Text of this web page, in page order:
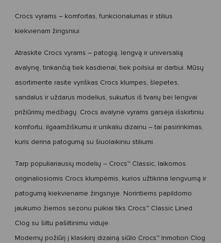
Crocs vyrams – komfortas, funkcionalumas ir stilius
kiekvienam žingsniui
Atraskite Crocs vyrams – patogią, lengvą ir universalią
avalynę, tinkančią tiek kasdienai, tiek poilsiui ar darbui. Mūsų
asortimente rasite vyriškas Crocs klumpes , šlepetes,
sandalus ir uždarus modelius, sukurtus iš tvarių bei lengvai
prižiūrimų medžiagų. Crocs avalynė vyrams garsėja išskirtiniu
komfortu, ilgaamžiškumu ir unikaliu dizainu – tai pasirinkimas,
kuris derina patogumą su šiuolaikiniu stiliumi.
Tarp populiariausių modelių – Crocs™ Classic , laikomos
originaliosiomis Crocs klumpėmis, kurios užtikrina lengvumą ir
patogumą kiekviename žingsnyje. Norintiems papildomo
jaukumo žiemos sezonu puikiai tiks Crocs™ Classic Lined
Clog su šiltu pašiltinimu viduje.
Modernų požiūrį į klasikinį dizainą siūlo Crocs™ Inmotion Clog